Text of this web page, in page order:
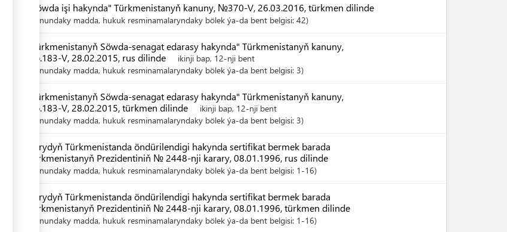
"Söwda işi hakynda" Türkmenistanyň kanuny, №370-V, 26.03.2016, türkmen dilinde
Kanundaky madda, hukuk resminamalaryndaky bölek ýa-da bent belgisi: 42
"Türkmenistanyň Söwda-senagat edarasy hakynda" Türkmenistanyň kanuny,
No.183-V, 28.02.2015, rus dilinde
ikinji bap, 12-nji bent
Kanundaky madda, hukuk resminamalaryndaky bölek ýa-da bent belgisi: 3
"Türkmenistanyň Söwda-senagat edarasy hakynda" Türkmenistanyň kanuny,
No.183-V, 28.02.2015, türkmen dilinde
ikinji bap, 12-nji bent
Kanundaky madda, hukuk resminamalaryndaky bölek ýa-da bent belgisi: 3
Harydyň Türkmenistanda öndürilendigi hakynda sertifikat bermek barada
Türkmenistanyň Prezidentiniň № 2448-nji karary, 08.01.1996, rus dilinde
Kanundaky madda, hukuk resminamalaryndaky bölek ýa-da bent belgisi: 1-16
Harydyň Türkmenistanda öndürilendigi hakynda sertifikat bermek barada
Türkmenistanyň Prezidentiniň № 2448-nji karary, 08.01.1996, türkmen dilinde
Kanundaky madda, hukuk resminamalaryndaky bölek ýa-da bent belgisi: 1-16